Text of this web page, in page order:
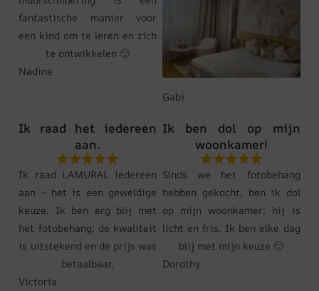
fantastische manier voor
een kind om te leren en zich
te ontwikkelen 🙂
Nadine
Gabi
Ik raad het iedereen
aan.
Ik raad LAMURAL iedereen
aan – het is een geweldige
keuze. Ik ben erg blij met
het fotobehang; de kwaliteit
is uitstekend en de prijs was
betaalbaar.
Victoria
Ik ben dol op mijn
woonkamer!
Sinds we het fotobehang
hebben gekocht, ben ik dol
op mijn woonkamer; hij is
licht en fris. Ik ben elke dag
blij met mijn keuze 🙂
Dorothy